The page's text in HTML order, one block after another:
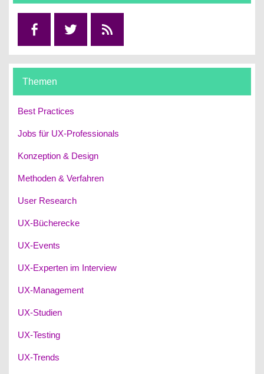
Themen
Best Practices
Jobs für UX-Professionals
Konzeption & Design
Methoden & Verfahren
User Research
UX-Bücherecke
UX-Events
UX-Experten im Interview
UX-Management
UX-Studien
UX-Testing
UX-Trends